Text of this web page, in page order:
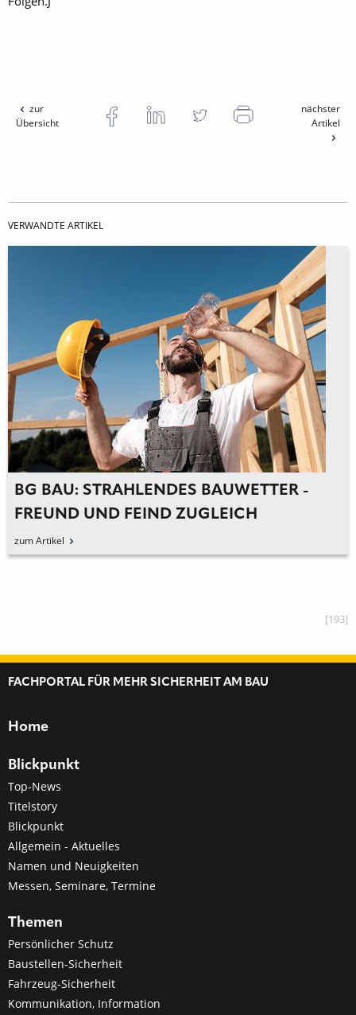
zur
Übersicht
nächster
Artikel
VERWANDTE ARTIKEL
BG BAU: STRAHLENDES BAUWETTER -
FREUND UND FEIND ZUGLEICH
zum Artikel
[193]
FACHPORTAL FÜR MEHR SICHERHEIT AM BAU
Home
Blickpunkt
Top-News
Titelstory
Blickpunkt
Allgemein - Aktuelles
Namen und Neuigkeiten
Messen, Seminare, Termine
Themen
Persönlicher Schutz
Baustellen-Sicherheit
Fahrzeug-Sicherheit
Kommunikation, Information